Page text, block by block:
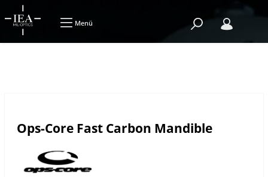
Menü
Ops-Core Fast Carbon Mandible